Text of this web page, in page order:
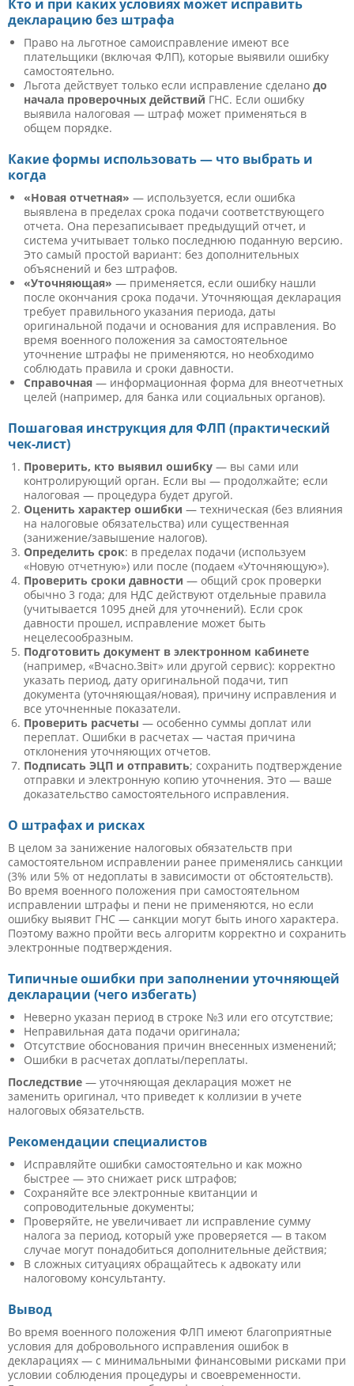
Кто и при каких условиях может исправить
декларацию без штрафа
Право на льготное самоисправление имеют все
плательщики (включая ФЛП), которые выявили ошибку
самостоятельно.
Льгота действует только если исправление сделано до
начала проверочных действий ГНС. Если ошибку
выявила налоговая — штраф может применяться в
общем порядке.
Какие формы использовать — что выбрать и
когда
«Новая отчетная» — используется, если ошибка
выявлена в пределах срока подачи соответствующего
отчета. Она перезаписывает предыдущий отчет, и
система учитывает только последнюю поданную версию.
Это самый простой вариант: без дополнительных
объяснений и без штрафов.
«Уточняющая» — применяется, если ошибку нашли
после окончания срока подачи. Уточняющая декларация
требует правильного указания периода, даты
оригинальной подачи и основания для исправления. Во
время военного положения за самостоятельное
уточнение штрафы не применяются, но необходимо
соблюдать правила и сроки давности.
Справочная — информационная форма для внеотчетных
целей (например, для банка или социальных органов).
Пошаговая инструкция для ФЛП (практический
чек-лист)
Проверить, кто выявил ошибку — вы сами или
контролирующий орган. Если вы — продолжайте; если
налоговая — процедура будет другой.
Оценить характер ошибки — техническая (без влияния
на налоговые обязательства) или существенная
(занижение/завышение налогов).
Определить срок: в пределах подачи (используем
«Новую отчетную») или после (подаем «Уточняющую»).
Проверить сроки давности — общий срок проверки
обычно 3 года; для НДС действуют отдельные правила
(учитывается 1095 дней для уточнений). Если срок
давности прошел, исправление может быть
нецелесообразным.
Подготовить документ в электронном кабинете
(например, «Вчасно.Звіт» или другой сервис): корректно
указать период, дату оригинальной подачи, тип
документа (уточняющая/новая), причину исправления и
все уточненные показатели.
Проверить расчеты — особенно суммы доплат или
переплат. Ошибки в расчетах — частая причина
отклонения уточняющих отчетов.
Подписать ЭЦП и отправить; сохранить подтверждение
отправки и электронную копию уточнения. Это — ваше
доказательство самостоятельного исправления.
О штрафах и рисках
В целом за занижение налоговых обязательств при
самостоятельном исправлении ранее применялись санкции
(3% или 5% от недоплаты в зависимости от обстоятельств).
Во время военного положения при самостоятельном
исправлении штрафы и пени не применяются, но если
ошибку выявит ГНС — санкции могут быть иного характера.
Поэтому важно пройти весь алгоритм корректно и сохранить
электронные подтверждения.
Типичные ошибки при заполнении уточняющей
декларации (чего избегать)
Неверно указан период в строке №3 или его отсутствие;
Неправильная дата подачи оригинала;
Отсутствие обоснования причин внесенных изменений;
Ошибки в расчетах доплаты/переплаты.
Последствие — уточняющая декларация может не
заменить оригинал, что приведет к коллизии в учете
налоговых обязательств.
Рекомендации специалистов
Исправляйте ошибки самостоятельно и как можно
быстрее — это снижает риск штрафов;
Сохраняйте все электронные квитанции и
сопроводительные документы;
Проверяйте, не увеличивает ли исправление сумму
налога за период, который уже проверяется — в таком
случае могут понадобиться дополнительные действия;
В сложных ситуациях обращайтесь к адвокату или
налоговому консультанту.
Вывод
Во время военного положения ФЛП имеют благоприятные
условия для добровольного исправления ошибок в
декларациях — с минимальными финансовыми рисками при
условии соблюдения процедуры и своевременности.